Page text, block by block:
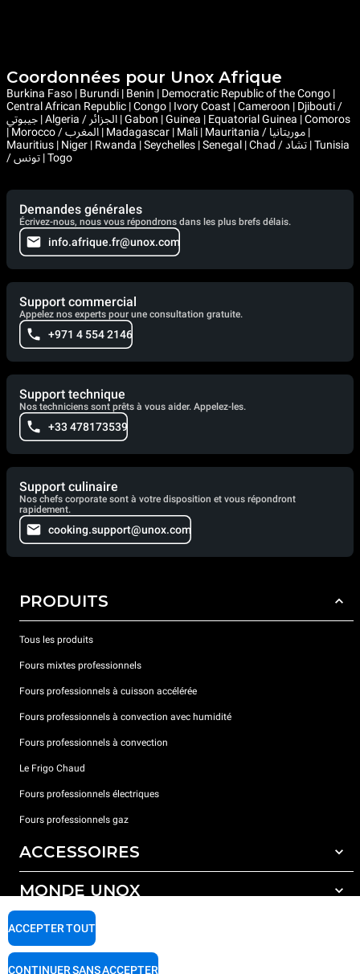
Coordonnées pour Unox Afrique
Burkina Faso | Burundi | Benin | Democratic Republic of the Congo |
Central African Republic | Congo | Ivory Coast | Cameroon | Djibouti /
جيبوتي | Algeria / الجزائر | Gabon | Guinea | Equatorial Guinea | Comoros
| Morocco / المغرب | Madagascar | Mali | Mauritania / موريتانيا |
Mauritius | Niger | Rwanda | Seychelles | Senegal | Chad / تشاد | Tunisia
/ تونس | Togo
Demandes générales
Écrivez-nous, nous vous répondrons dans les plus brefs délais.
info.afrique.fr@unox.com
Support commercial
Appelez nos experts pour une consultation gratuite.
+971 4 554 2146
Support technique
Nos techniciens sont prêts à vous aider. Appelez-les.
+33 478173539
Support culinaire
Nos chefs corporate sont à votre disposition et vous répondront
rapidement.
cooking.support@unox.com
PRODUITS
Tous les produits
Fours mixtes professionnels
Fours professionnels à cuisson accélérée
Fours professionnels à convection avec humidité
Fours professionnels à convection
Le Frigo Chaud
Fours professionnels électriques
Fours professionnels gaz
ACCESSOIRES
Tous les accessoires
Détergents pour lavage automatique
Détergents pour lavage manuel
Traitement de l'eau avec filtres à résine
MONDE UNOX
Nos bureaux dans le monde
SUPPORT
Garantie Unox
ACCEPTER TOUT
CONTINUER SANS ACCEPTER